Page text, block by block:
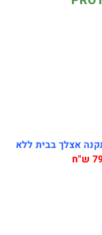
אצלך בבית ללא